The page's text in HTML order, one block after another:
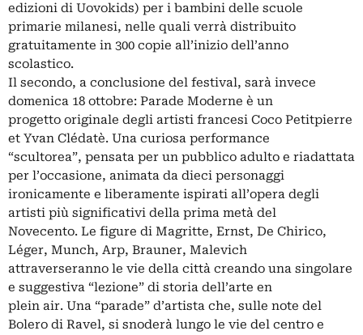
edizioni di Uovokids) per i bambini delle scuole
primarie milanesi, nelle quali verrà distribuito
gratuitamente in 300 copie all’inizio dell’anno
scolastico.
Il secondo, a conclusione del festival, sarà invece
domenica 18 ottobre: Parade Moderne è un
progetto originale degli artisti francesi Coco Petitpierre
et Yvan Clédatè. Una curiosa performance
“scultorea”, pensata per un pubblico adulto e riadattata
per l’occasione, animata da dieci personaggi
ironicamente e liberamente ispirati all’opera degli
artisti più significativi della prima metà del
Novecento. Le figure di Magritte, Ernst, De Chirico,
Léger, Munch, Arp, Brauner, Malevich
attraverseranno le vie della città creando una singolare
e suggestiva “lezione” di storia dell’arte en
plein air. Una “parade” d’artista che, sulle note del
Bolero di Ravel, si snoderà lungo le vie del centro e